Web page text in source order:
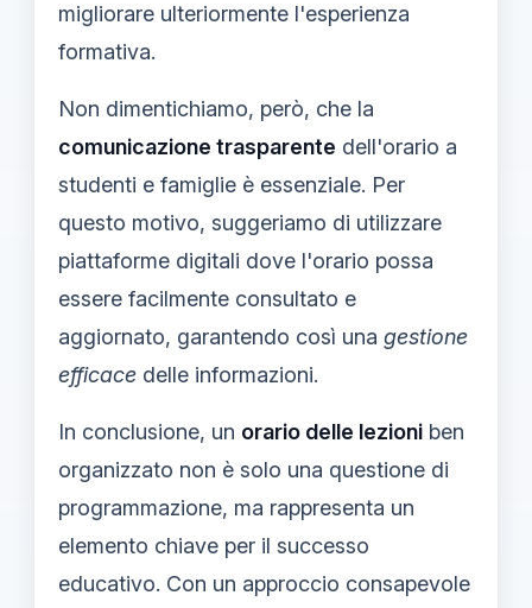
migliorare ulteriormente l'esperienza
formativa.
Non dimentichiamo, però, che la
comunicazione trasparente dell'orario a
studenti e famiglie è essenziale. Per
questo motivo, suggeriamo di utilizzare
piattaforme digitali dove l'orario possa
essere facilmente consultato e
aggiornato, garantendo così una gestione
efficace delle informazioni.
In conclusione, un orario delle lezioni ben
organizzato non è solo una questione di
programmazione, ma rappresenta un
elemento chiave per il successo
educativo. Con un approccio consapevole